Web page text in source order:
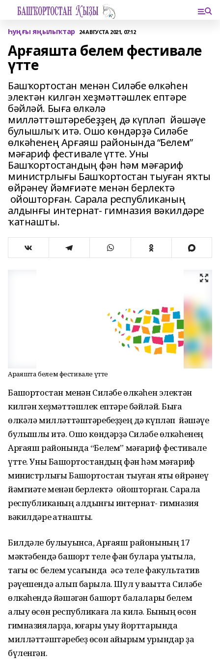
Һуңғы яңылыҡтар 24 АВГУСТА 2021, 07:12
Арғаяшта белем фестивале
үтте
Башҡортостан менән Силәбе өлкәһен
электән килгән хеҙмәттәшлек ептәре
бәйләй. Быға өлкәлә
милләттәштәребеҙҙең дә күпләп йәшәүе
булышлыҡ итә. Ошо көндәрҙә Силәбе
өлкәһенең Арғаяш районында “Белем”
мәғариф фестивале үтте. Уны
Башҡортостандың фән һәм мәғариф
министрлығы Башҡортостан тыуған яҡты
өйрәнеү йәмғиәте менән берлектә
ойошторған. Сарала республиканың
алдынғы интернат- гимназия вәкилдәре
ҡатнашты.
Арғаяшта белем фестивале үтте
Башҡортостан менән Силәбе өлкәһен электән
килгән хеҙмәттәшлек ептәре бәйләй. Быға
өлкәлә милләттәштәребеҙҙең дә күпләп йәшәүе
булышлыҡ итә. Ошо көндәрҙә Силәбе өлкәһенең
Арғаяш районында “Белем” мәғариф фестивале
үтте. Уны Башҡортостандың фән һәм мәғариф
министрлығы Башҡортостан тыуған яҡты өйрәнеү
йәмғиәте менән берлектә ойошторған. Сарала
республиканың алдынғы интернат- гимназия
вәкилдәре ҡатнашты.
Билдәле булыуынса, Арғаяш районының 17
мәктәбендә башҡорт теле фән булараҡ уҡытыла,
тағы өс белем усағында әсә теле факультатив
рәүешендә алып барыла. Шул уҡ ваҡытта Силәбе
өлкәһендә йәшәгән башҡорт балалары белем
алыу өсөн республикаға ла килә. Бының өсөн
гимназияларҙа, юғары уҡыу йорттарында
милләттәштәребеҙ өсөн айырым урындар ҙа
бүленгән.